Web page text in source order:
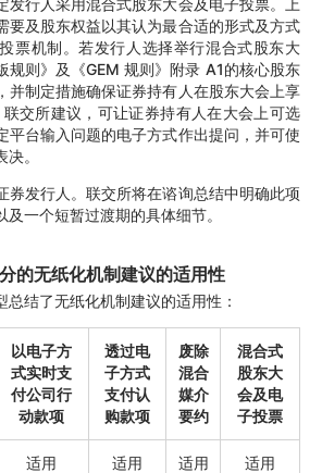
要及股东权益以其认为最合适的形式及方式
票机制。若发行人选择举行混合式股东大
规则》及《GEM 规则》附录 A1的核心股东
并制定措施确保证券持有人在股东大会上享
联交所建议，可让证券持有人在大会上可选
平台输入问题的电子方式作出提问，并可使
。
券发行人。联交所将在谘询总结中明确此项
一个短暂过渡期的具体细节。
的无纸化机制建议的适用性
总结了无纸化机制建议的适用性：
以电子方
式实时支
付公司行
动款项
透过电
子方式
支付认
购款项
废除
混合
媒介
要约
混合式
股东大
会及电
子投票
适用 适用 适用 适用